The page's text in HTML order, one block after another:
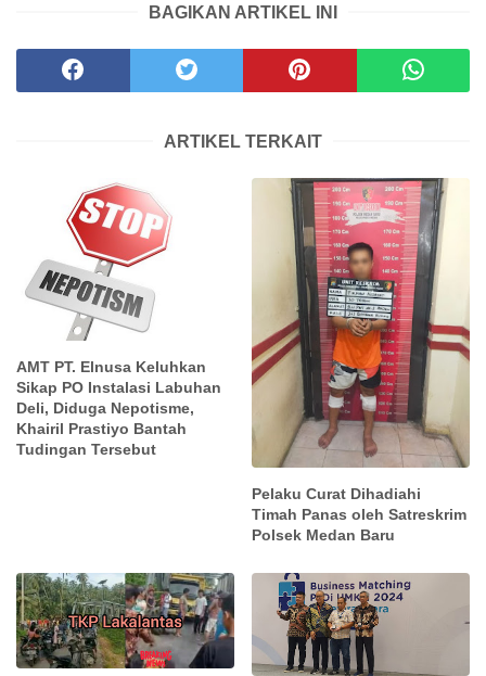
BAGIKAN ARTIKEL INI
ARTIKEL TERKAIT
AMT PT. Elnusa Keluhkan
Sikap PO Instalasi Labuhan
Deli, Diduga Nepotisme,
Khairil Prastiyo Bantah
Tudingan Tersebut
Pelaku Curat Dihadiahi
Timah Panas oleh Satreskrim
Polsek Medan Baru